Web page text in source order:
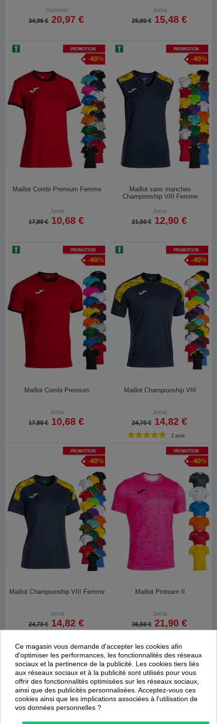
Hummel
34,96 € 20,97 €
Joma
25,80 € 15,48 €
Promotion
-40%
Maillot Combi Premium Femme
Joma
17,80 € 10,68 €
Promotion
-40%
Maillot sans manches
Championship VIII Femme
Joma
21,50 € 12,90 €
Promotion
-40%
Maillot Combi Premium
Joma
17,80 € 10,68 €
Promotion
-40%
Maillot Championship VIII
Joma
24,70 € 14,82 €
2 avis
Promotion
-40%
Maillot Championship VIII Femme
Joma
24,70 € 14,82 €
Promotion
-40%
Maillot Proteam II
Joma
36,50 € 21,90 €
Promotion
-40 %
Promotion
-30
Ce magasin vous demande d'accepter les cookies afin
d'optimiser les performances, les fonctionnalités des réseaux
sociaux et la pertinence de la publicité. Les cookies tiers liés
aux réseaux sociaux et à la publicité sont utilisés pour vous
offrir des fonctionnalités optimisées sur les réseaux sociaux,
ainsi que des publicités personnalisées. Acceptez-vous ces
cookies ainsi que les implications associées à l'utilisation de
vos données personnelles ?